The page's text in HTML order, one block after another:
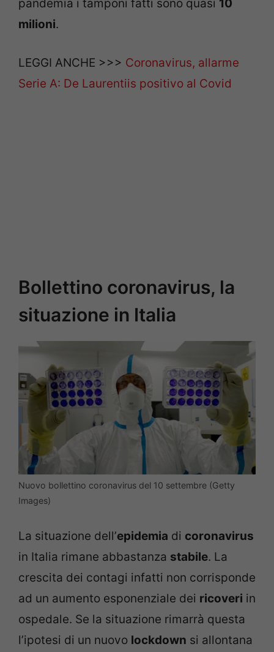
pandemia i tamponi fatti sono quasi 10
milioni.
LEGGI ANCHE >>> Coronavirus, allarme
Serie A: De Laurentiis positivo al Covid
Bollettino coronavirus, la
situazione in Italia
Nuovo bollettino coronavirus del 10 settembre (Getty
Images)
La situazione dell’epidemia di coronavirus
in Italia rimane abbastanza stabile. La
crescita dei contagi infatti non corrisponde
ad un aumento esponenziale dei ricoveri in
ospedale. Se la situazione rimarrà questa
l’ipotesi di un nuovo lockdown si allontana